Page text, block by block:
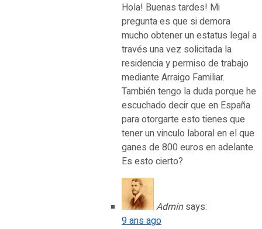
Hola! Buenas tardes! Mi
pregunta es que si demora
mucho obtener un estatus legal a
través una vez solicitada la
residencia y permiso de trabajo
mediante Arraigo Familiar.
También tengo la duda porque he
escuchado decir que en España
para otorgarte esto tienes que
tener un vinculo laboral en el que
ganes de 800 euros en adelante.
Es esto cierto?
Admin says:
9 ans ago